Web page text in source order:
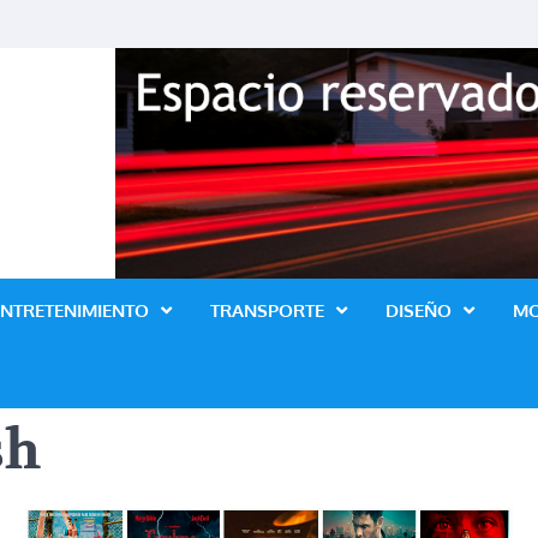
Revista Lo Ultimo
TRANSPORTE DISEÑO